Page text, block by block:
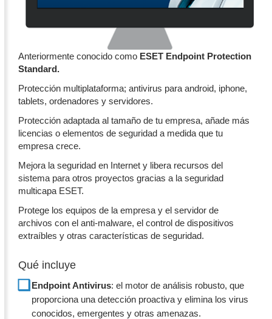
Anteriormente conocido como ESET Endpoint Protection
Standard.
Protección multiplataforma; antivirus para android, iphone,
tablets, ordenadores y servidores.
Protección adaptada al tamaño de tu empresa, añade más
licencias o elementos de seguridad a medida que tu
empresa crece.
Mejora la seguridad en Internet y libera recursos del
sistema para otros proyectos gracias a la seguridad
multicapa ESET.
Protege los equipos de la empresa y el servidor de
archivos con el anti-malware, el control de dispositivos
extraíbles y otras características de seguridad.
Qué incluye
Endpoint Antivirus: el motor de análisis robusto, que
proporciona una detección proactiva y elimina los virus
conocidos, emergentes y otras amenazas.